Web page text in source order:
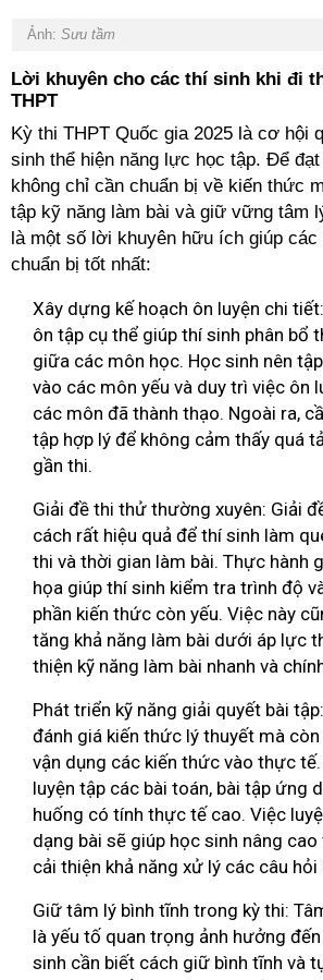
Ảnh: Sưu tầm
Lời khuyên cho các thí sinh khi đi
THPT
Kỳ thi THPT Quốc gia 2025 là cơ hội
sinh thể hiện năng lực học tập. Để
không chỉ cần chuẩn bị về kiến thức
tập kỹ năng làm bài và giữ vững tâm
là một số lời khuyên hữu ích giúp
chuẩn bị tốt nhất:
Xây dựng kế hoạch ôn luyện chi
ôn tập cụ thể giúp thí sinh phân bổ
giữa các môn học. Học sinh nên
vào các môn yếu và duy trì việc ôn
các môn đã thành thạo. Ngoài ra,
tập hợp lý để không cảm thấy quá
gần thi.
Giải đề thi thử thường xuyên: Giải
cách rất hiệu quả để thí sinh làm
thi và thời gian làm bài. Thực hành
họa giúp thí sinh kiểm tra trình độ
phần kiến thức còn yếu. Việc này
tăng khả năng làm bài dưới áp lực
thiện kỹ năng làm bài nhanh và
Phát triển kỹ năng giải quyết bài
đánh giá kiến thức lý thuyết mà
vận dụng các kiến thức vào thực
luyện tập các bài toán, bài tập ứng
huống có tính thực tế cao. Việc
dạng bài sẽ giúp học sinh nâng
cải thiện khả năng xử lý các câu hỏi
Giữ tâm lý bình tĩnh trong kỳ thi:
là yếu tố quan trọng ảnh hưởng
sinh cần biết cách giữ bình tĩnh và